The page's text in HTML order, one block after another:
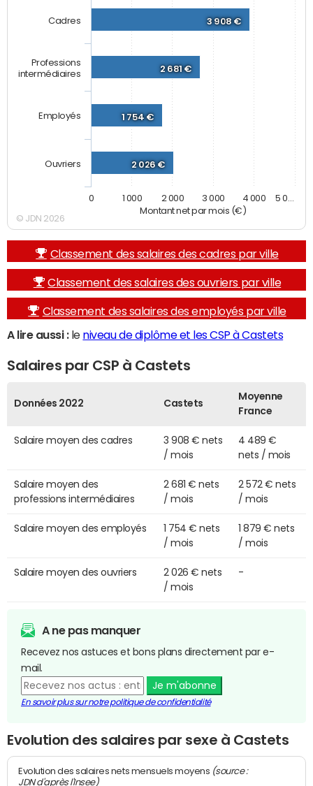
Montant net par mois (€)
3 908 €
2 681 €
1 754 €
2 026 €
Cadres
Professions
intermédiaires
Employés
Ouvriers
0 1 000 2 000 3 000 4 000 5 0…
© JDN 2026
Classement des salaires des cadres par ville
Classement des salaires des ouvriers par ville
Classement des salaires des employés par ville
A lire aussi :le niveau de diplôme et les CSP à Castets
Salaires par CSP à Castets
Données 2022 Castets
Moyenne
France
Salaire moyen des cadres
3 908 € nets
/ mois
4 489 €
nets / mois
Salaire moyen des
professions intermédiaires
2 681 € nets
/ mois
2 572 € nets
/ mois
Salaire moyen des employés
1 754 € nets
/ mois
1 879 € nets
/ mois
Salaire moyen des ouvriers
2 026 € nets
/ mois
-
A ne pas manquer
Recevez nos astuces et bons plans directement par e-
mail.
Je m'abonne
En savoir plus sur notre politique de confidentialité
Evolution des salaires par sexe à Castets
Evolution des salaires nets mensuels moyens (source :
JDN d'après l'Insee)